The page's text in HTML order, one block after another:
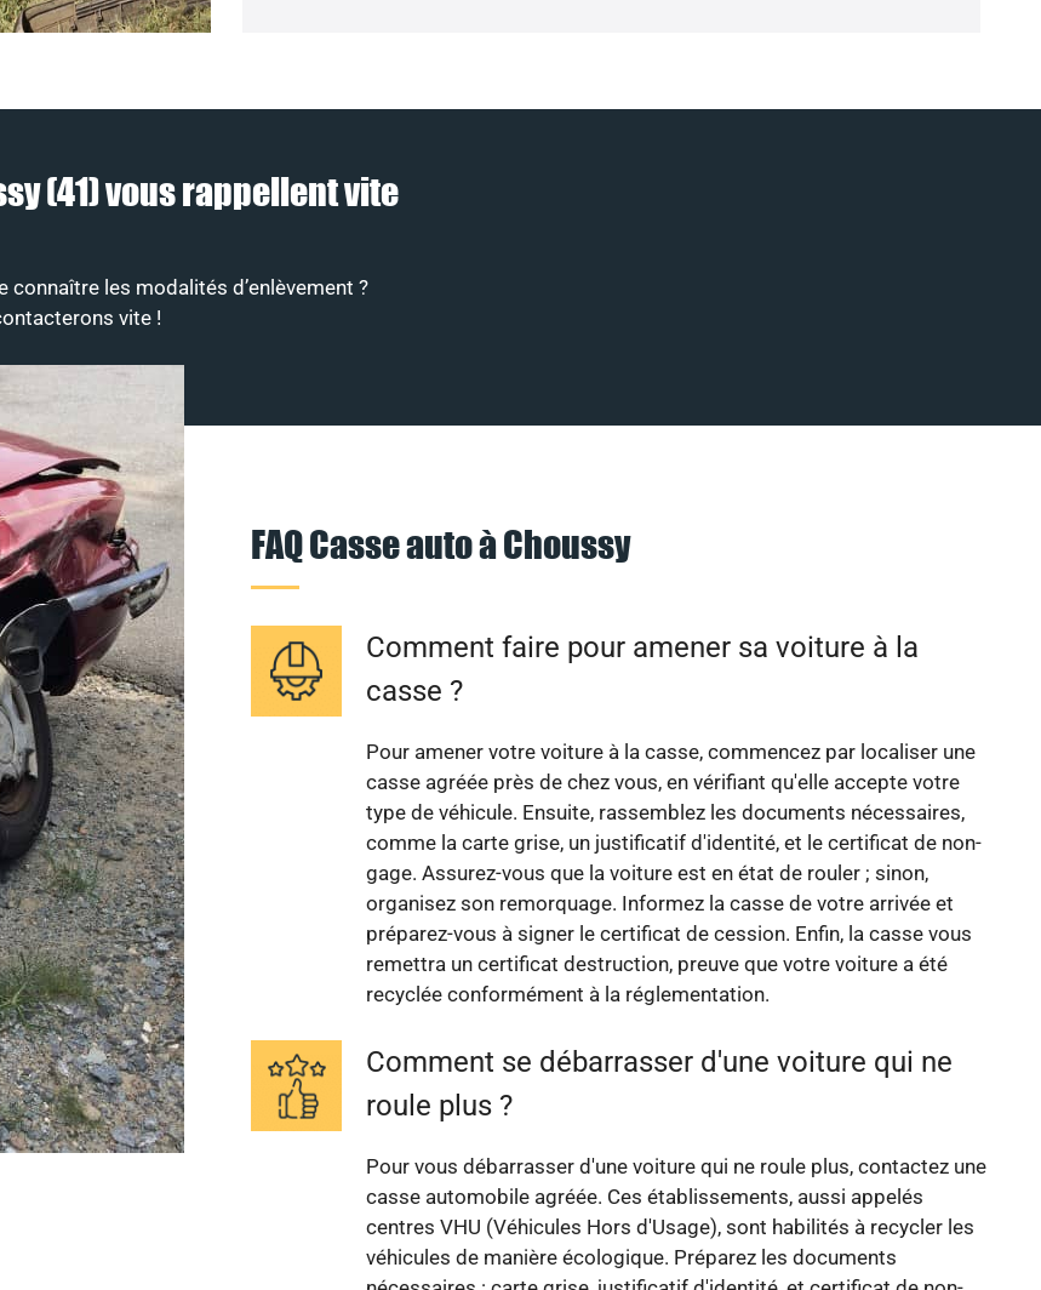
(41) vous rappellent vite
connaître les modalités d’enlèvement ?
vite !
FAQ Casse auto à Choussy
Comment faire pour amener sa voiture à la
casse ?
Pour amener votre voiture à la casse, commencez par localiser une
casse agréée près de chez vous, en vérifiant qu'elle accepte votre
type de véhicule. Ensuite, rassemblez les documents nécessaires,
comme la carte grise, un justificatif d'identité, et le certificat de non-
gage. Assurez-vous que la voiture est en état de rouler ; sinon,
organisez son remorquage. Informez la casse de votre arrivée et
préparez-vous à signer le certificat de cession. Enfin, la casse vous
remettra un certificat destruction, preuve que votre voiture a été
recyclée conformément à la réglementation.
Comment se débarrasser d'une voiture qui ne
roule plus ?
Pour vous débarrasser d'une voiture qui ne roule plus, contactez une
casse automobile agréée. Ces établissements, aussi appelés
centres VHU (Véhicules Hors d'Usage), sont habilités à recycler les
véhicules de manière écologique. Préparez les documents